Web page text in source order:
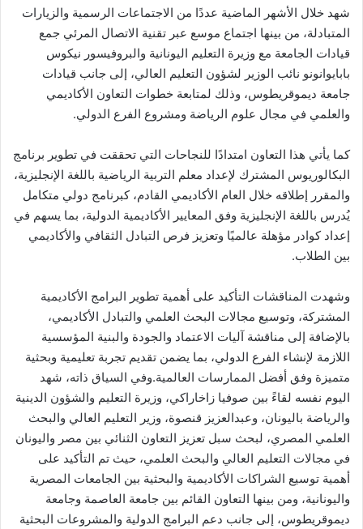
شهد خلال الأشهر الماضية عددًا من الاجتماعات الرسمية والزيارات
المتبادلة، من بينها اجتماع موسع عبر تقنية الاتصال المرئي جمع
قيادات الجامعة مع وزيرة التعليم اليونانية والبروفيسور نيكوس
بابايوانونو نائب الوزير لشؤون التعليم العالي، إلى جانب قيادات
جامعة ديموقريطوس، وذلك لمتابعة خطوات التعاون الأكاديمي
والعلمي في مجال علوم الرياضة ومشروع الفرع الدولي.
كما يأتي هذا التعاون امتدادًا للنجاحات التي تحققت في تطوير برنامج
البكالوريوس المشترك لإعداد معلم التربية الرياضية باللغة الإنجليزية،
والمقرر إطلاقه خلال العام الأكاديمي القادم، كبرنامج دولي متكامل
يُدرس باللغة الإنجليزية وفق المعايير الأكاديمية الدولية، بما يسهم في
إعداد كوادر مؤهلة عالميًا وتعزيز فرص التبادل الثقافي والأكاديمي
بين الطلاب.
وشهدت المناقشات التأكيد على أهمية تطوير البرامج الأكاديمية
المشتركة، وتوسيع مجالات البحث العلمي والتبادل الأكاديمي،
بالإضافة إلى مناقشة آليات الاعتماد والجودة والبنية المؤسسية
اللازمة لإنشاء الفرع الدولي، بما يضمن تقديم تجربة تعليمية وبحثية
متميزة وفق أفضل الممارسات العالمية.وفي السياق ذاته، شهد
اليوم نفسه لقاءً بين صوفيا زاخاراكي، وزيرة التعليم والشؤون الدينية
والرياضة باليونان، وعبدالعزيز قنصوة، وزير التعليم العالي والبحث
العلمي المصري، لبحث سبل تعزيز التعاون الثنائي بين مصر واليونان
في مجالات التعليم العالي والبحث العلمي، حيث تم التأكيد على
أهمية توسيع الشراكات الأكاديمية والبحثية بين الجامعات المصرية
واليونانية، ومن بينها التعاون القائم بين جامعة العاصمة وجامعة
ديموقريطوس، إلى جانب دعم البرامج الدولية والمشروعات البحثية